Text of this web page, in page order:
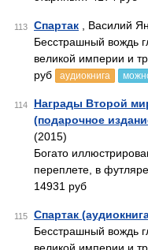
113 Спартак , Василий
Бесстрашный вождь
великой империи и
руб
аудиокнига
114
Награды Второй
(подарочное
(2015)
Богато
переплете, в
14931 руб
115 Спартак
Бесстрашный вождь